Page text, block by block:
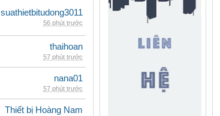
suathietbitudong3011
56 phút trước
thaihoan
57 phút trước
nana01
57 phút trước
Thiết bị Hoàng Nam